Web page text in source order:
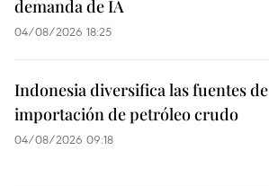
demanda de IA
04/08/2026 18:25
Indonesia diversifica las fuentes de
importación de petróleo crudo
04/08/2026 09:18